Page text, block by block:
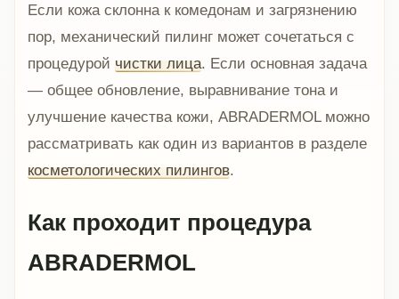
Если кожа склонна к комедонам и загрязнению
пор, механический пилинг может сочетаться с
процедурой чистки лица. Если основная задача
— общее обновление, выравнивание тона и
улучшение качества кожи, ABRADERMOL можно
рассматривать как один из вариантов в разделе
косметологических пилингов.
Как проходит процедура
ABRADERMOL